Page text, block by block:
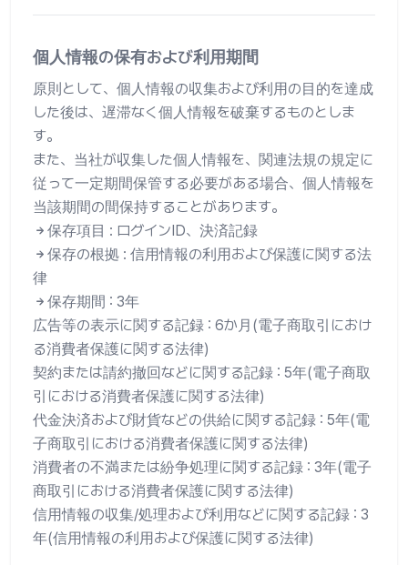
個人情報の保有および利用期間
原則として、個人情報の収集および利用の目的を達成
した後は、遅滞なく個人情報を破棄するものとしま
す。
また、当社が収集した個人情報を、関連法規の規定に
従って一定期間保管する必要がある場合、個人情報を
当該期間の間保持することがあります。
保存項目 : ログインID、決済記録
保存の根拠 : 信用情報の利用および保護に関する法
律
保存期間 : 3年
広告等の表示に関する記録 : 6か月(電子商取引におけ
る消費者保護に関する法律)
契約または請約撤回などに関する記録 : 5年(電子商取
引における消費者保護に関する法律)
代金決済および財貨などの供給に関する記録 : 5年(電
子商取引における消費者保護に関する法律)
消費者の不満または紛争処理に関する記録 : 3年(電子
商取引における消費者保護に関する法律)
信用情報の収集/処理および利用などに関する記録 : 3
年(信用情報の利用および保護に関する法律)